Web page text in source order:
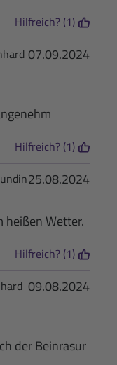
Hilfreich? (1)
07.09.2024
Hilfreich? (1)
25.08.2024
heißen Wetter.
Hilfreich? (1)
09.08.2024
der Beinrasur